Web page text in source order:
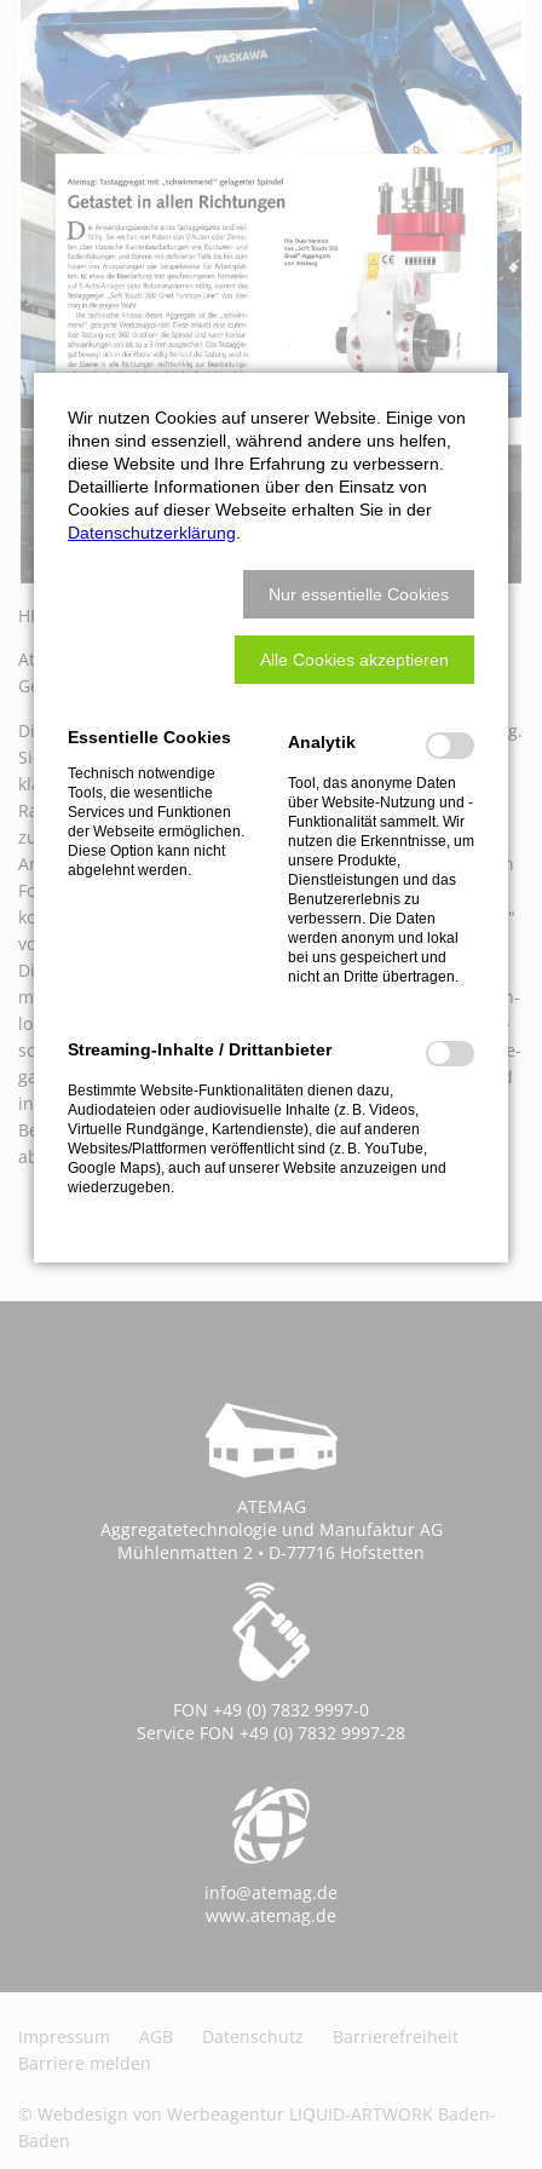
HK - Ausgabe 03/2023
Atemag: Tastaggregat mit „schwimmend" gelagerter Spindel
Getastet in allen Richtungen
Die Anwendungsbereiche eines Tastaggregates sind viel­fältig.
Sie reichen von Fräsen von V-Nuten oder Ziernuten über
klassische Kantenbearbeitungen wie Konturen- und
Radienfräsungen und Bohren mit definierter Tiefe bis hin
zum Fräsen von Aussparungen wie beispielsweise für
Arbeitsplat­ten. Ist etwa die Bearbeitung von geschwungenen
Formteilen auf 5-Achs-Anlagen oder Robotorsystemen nötig,
kommt das Tastaggregat „Soft Touch 360 Grad Function Line"
von Ate­mag in die engere Wahl.
Die technische Finesse dieses Aggregats ist die „schwim­
mend" gelagerte Werkzeugspindel. Diese erlaubt eine stufen­
lose Tastung von 360 Grad um die Spindel und kann Kontur­
schwankungen von bis zu± 5 mm ausgleichen. Das Tastaggre­
gat bewegt sich in der Ebene völlig frei und die Tastung wird
in der Ebene in alle Richtungen rechtwinklig zur
Bearbeitungs­achse realisiert, sodass die Kontur fehlerfrei
abgetastet und de­finiert mit einem Fräser bearbeitet wird.
ATEMAG
Aggregatetechnologie und Manufaktur AG
Mühlenmatten 2 • D-77716 Hofstetten
FON +49 (0) 7832 9997-0
Service FON +49 (0) 7832 9997-28
info@atemag.de
www.atemag.de
Impressum AGB Datenschutz
Barrierefreiheit
Barriere melden
© Webdesign von Werbeagentur LIQUID-ARTWORK Baden-
Baden
Wir nutzen Cookies auf unserer Website. Einige von
ihnen sind essenziell, während andere uns helfen,
diese Website und Ihre Erfahrung zu verbessern.
Detaillierte Informationen über den Einsatz von
Cookies auf dieser Webseite erhalten Sie in der
Datenschutzerklärung
Nur essentielle Cookies
Alle Cookies akzeptieren
Essentielle Cookies
Technisch notwendige
Tools, die wesentliche
Services und Funktionen
der Webseite ermöglichen.
Diese Option kann nicht
abgelehnt werden.
Analytik
Tool, das anonyme Daten
über Website-Nutzung und -
Funktionalität sammelt. Wir
nutzen die Erkenntnisse, um
unsere Produkte,
Dienstleistungen und das
Benutzererlebnis zu
verbessern. Die Daten
werden anonym und lokal
bei uns gespeichert und
nicht an Dritte übertragen.
Streaming-Inhalte / Drittanbieter
Bestimmte Website-Funktionalitäten dienen dazu,
Audiodateien oder audiovisuelle Inhalte (z. B. Videos,
Virtuelle Rundgänge, Kartendienste), die auf anderen
Websites/Plattformen veröffentlicht sind (z. B. YouTube,
Google Maps), auch auf unserer Website anzuzeigen und
wiederzugeben.
Formular Abholservice
Download Rücklieferschein